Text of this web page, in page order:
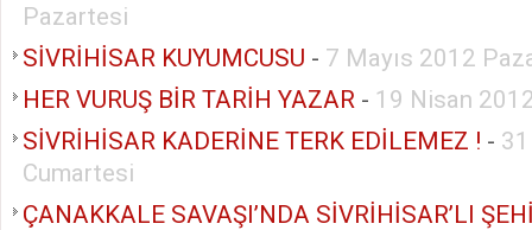
Pazartesi
SİVRİHİSAR KUYUMCUSU - 7 Mayıs 2012
HER VURUŞ BİR TARİH YAZAR - 19 Nisan
SİVRİHİSAR KADERİNE TERK EDİLEMEZ ! -
Cumartesi
ÇANAKKALE SAVAŞI’NDA SİVRİHİSAR’LI